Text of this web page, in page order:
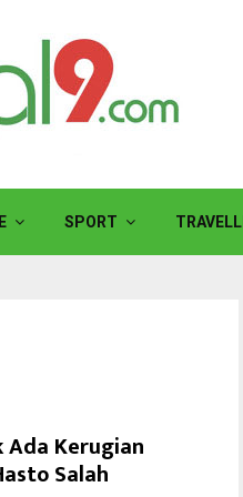
SPORT
Kerugian
Salah